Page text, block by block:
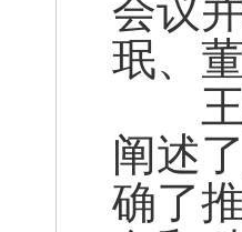
会议
珉、
王
阐述
确了